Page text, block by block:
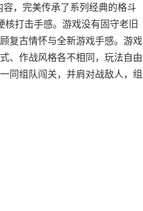
，完美传承了系列经典的格斗
打击手感。游戏没有固守老旧
复古情怀与全新游戏手感。游戏
、作战风格各不相同，玩法自由
同组队闯关，并肩对战敌人，组